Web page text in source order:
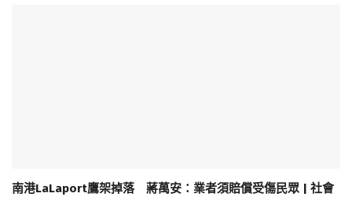
南港LaLaport鷹架掉落 蔣萬安：業者須賠償受傷民眾 | 社會